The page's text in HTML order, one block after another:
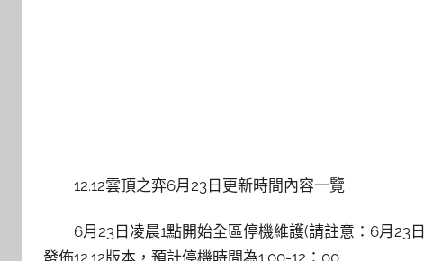
12.12雲頂之弈6月23日更新時間內容一覽
6月23日凌晨1點開始全區停機維護(請註意：6月23
發佈12.12版本，預計停機時間為1:00-12：00